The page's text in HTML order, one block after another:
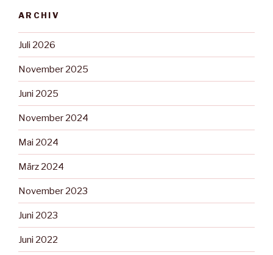
ARCHIV
Juli 2026
November 2025
Juni 2025
November 2024
Mai 2024
März 2024
November 2023
Juni 2023
Juni 2022